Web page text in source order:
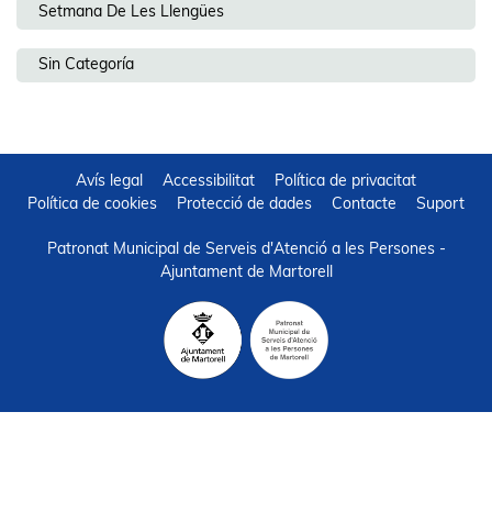
Setmana De Les Llengües
Sin Categoría
Avís legal Accessibilitat
Política de privacitat
Política de cookies
Protecció de dades Contacte Suport
Patronat Municipal de Serveis d'Atenció a les Persones -
Ajuntament de Martorell